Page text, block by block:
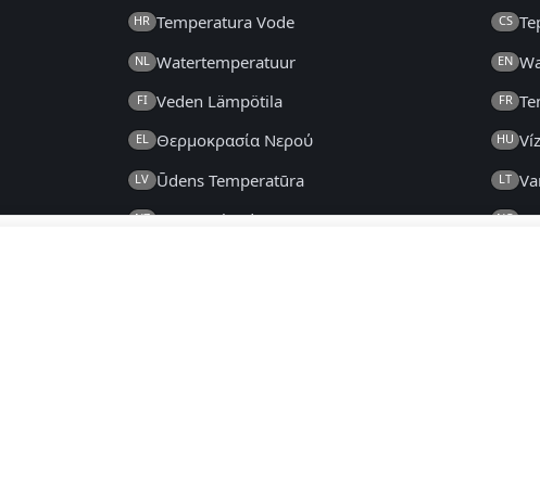
HR Temperatura Vode CS
NL Watertemperatuur EN
FI Veden Lämpötila FR
EL Θερμοκρασία Νερού HU
LV Ūdens Temperatūra LT
NZ New Zealand Watertemp NO